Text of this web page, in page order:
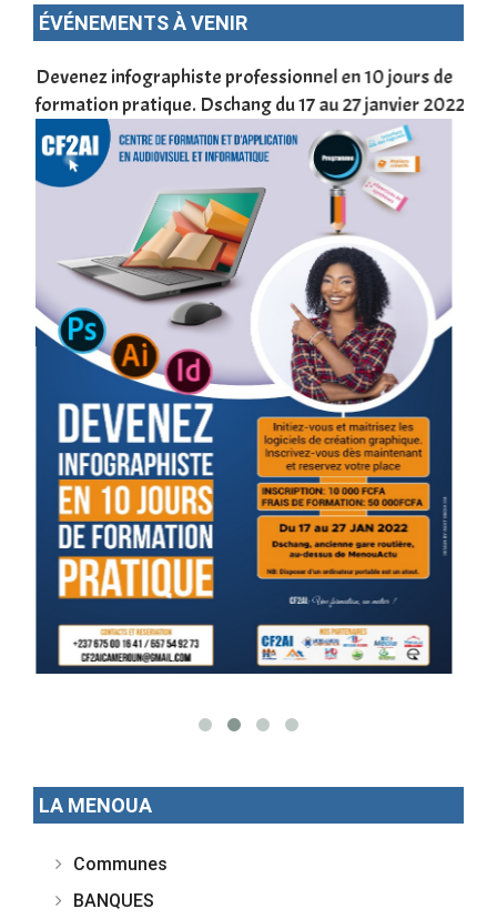
ÉVÉNEMENTS À VENIR
Devenez infographiste professionnel en 10 jours de
formation pratique. Dschang du 17 au 27 janvier 2022
LA MENOUA
Communes
BANQUES